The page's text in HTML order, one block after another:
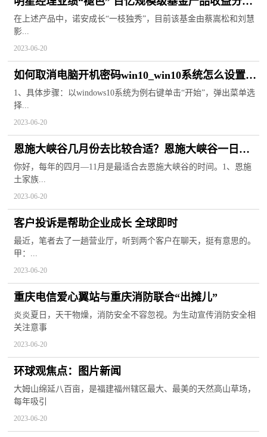
世界速讯
在上述产品中，诺安成长“一枝独秀”，目前该基金由蔡嵩松和刘慧
影...
2023-06-20
如何取消电脑开机密码win10_win10系统怎么设置或
取消定时关机
1、具体步骤：以windows10系统为例右键单击“开始”，弹出菜单选
择...
2023-06-20
恩施大峡谷几月份去比较合适？恩施大峡谷一日游
最佳方案
你好，每年的四月—11月是最适合去恩施大峡谷的时间。1、恩施
土家族...
2023-06-20
客户投诉是帮助企业成长 全球即时
最近，笔者去了一趟营业厅，听到两个客户在聊天，挺有意思的。
甲：...
2023-06-20
重庆电信爱心翼站与重庆消防联合“出摊儿”
炎炎夏日，天干物燥，消防安全不容忽视。为生动宣传消防安全相
关注意事
2023-06-20
环球观焦点：图片新闻
大姆山绵延八百亩，是福建福州辖区最大、最美的天然高山草场，
每年吸引
2023-06-20